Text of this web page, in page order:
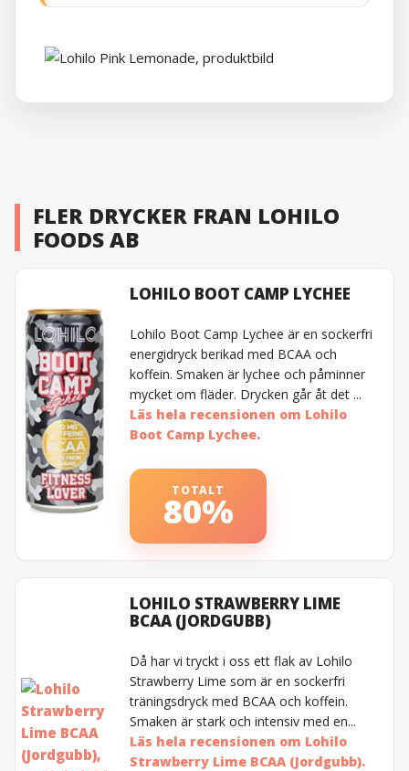
FLER DRYCKER FRAN LOHILO
FOODS AB
LOHILO BOOT CAMP LYCHEE
Lohilo Boot Camp Lychee är en sockerfri
energidryck berikad med BCAA och
koffein. Smaken är lychee och påminner
mycket om fläder. Drycken går åt det ...
Läs hela recensionen om Lohilo
Boot Camp Lychee.
TOTALT
80%
LOHILO STRAWBERRY LIME
BCAA (JORDGUBB)
Då har vi tryckt i oss ett flak av Lohilo
Strawberry Lime som är en sockerfri
träningsdryck med BCAA och koffein.
Smaken är stark och intensiv med en...
Läs hela recensionen om Lohilo
Strawberry Lime BCAA (Jordgubb).